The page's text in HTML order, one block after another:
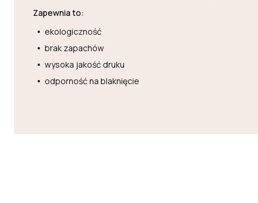
Zapewnia to:
ekologiczność
brak zapachów
wysoka jakość druku
odporność na blaknięcie